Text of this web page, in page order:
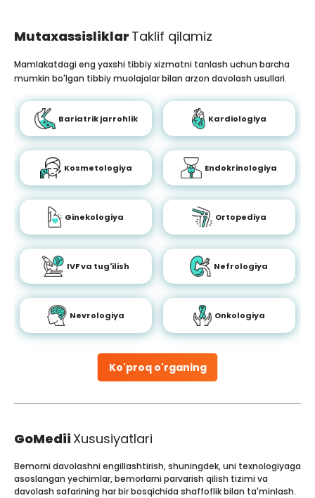
Mutaxassisliklar Taklif qilamiz
Ko'proq o'rganing
Mamlakatdagi eng yaxshi tibbiy xizmatni tanlash uchun barcha
mumkin bo'lgan tibbiy muolajalar bilan arzon davolash usullari.
Bariatrik jarrohlik Kardiologiya
Kosmetologiya Endokrinologiya
Ginekologiya Ortopediya
IVF va tug'ilish Nefrologiya
Nevrologiya Onkologiya
GoMedii Xususiyatlari
Bemorni davolashni engillashtirish, shuningdek, uni texnologiyaga
asoslangan yechimlar, bemorlarni parvarish qilish tizimi va
davolash safarining har bir bosqichida shaffoflik bilan ta'minlash.